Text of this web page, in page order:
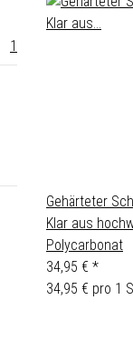
Gehärteter
Klar aus
Polycarbonat
34,95 € *
34,95 € pro 1
1